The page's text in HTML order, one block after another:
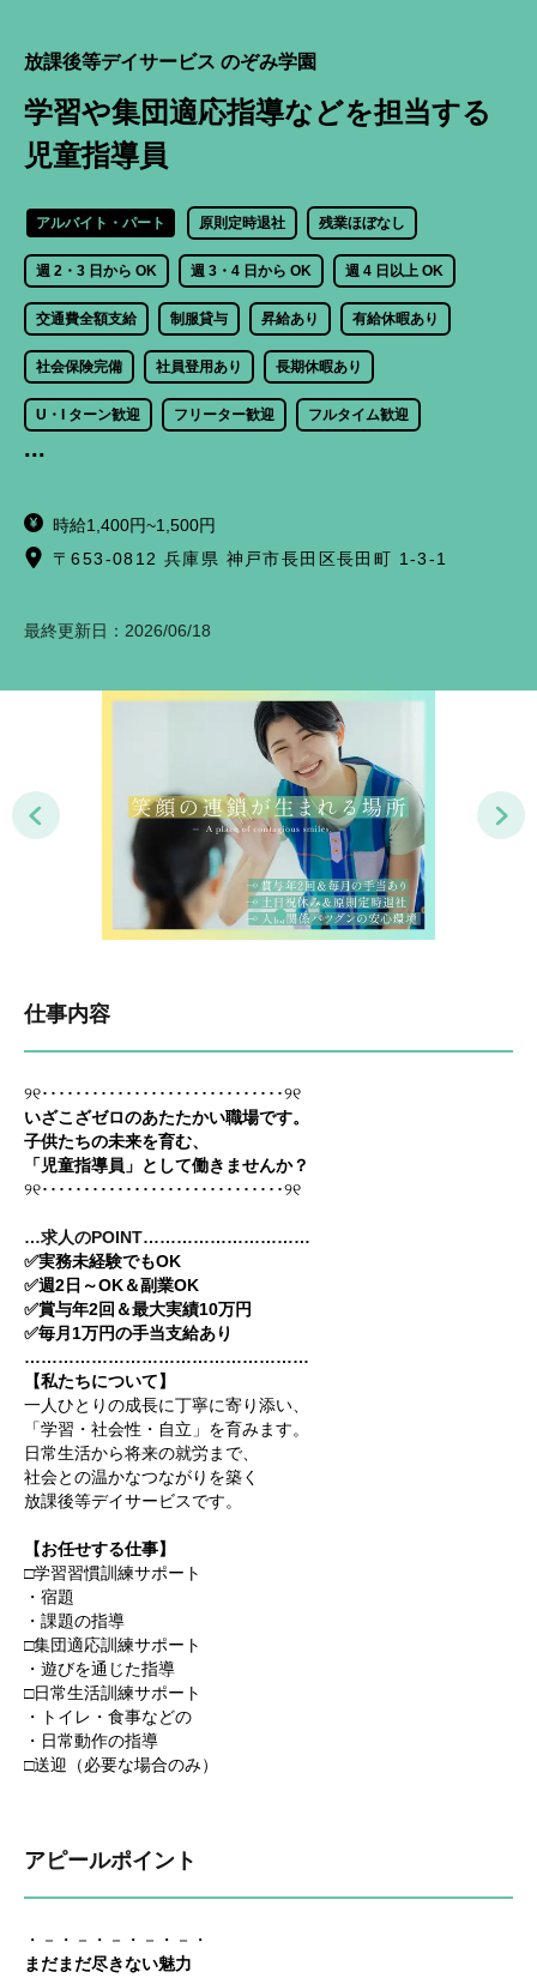
放課後等デイサービス のぞみ学園
学習や集団適応指導などを担当する
児童指導員
アルバイト・パート 原則定時退社 残業ほぼなし
週 2・3 日から OK 週 3・4 日から OK 週 4 日以上 OK
交通費全額支給 制服貸与 昇給あり 有給休暇あり
社会保険完備 社員登用あり 長期休暇あり
U・I ターン歓迎 フリーター歓迎 フルタイム歓迎
経験浅め歓迎
要免許・資格 ネイル OK ピアス OK 副業・W ワーク OK
...
時給1,400円~1,500円
〒653-0812 兵庫県 神戸市長田区長田町 1-3-1
最終更新日： 2026/06/18
仕事内容
୨୧･････････････････････････････୨୧
いざこざゼロのあたたかい職場です。
子供たちの未来を育む、
「児童指導員」として働きませんか？
୨୧･････････････････････････････୨୧
…求人のPOINT…………………………
✅実務未経験でもOK
✅週2日～OK＆副業OK
✅賞与年2回＆最大実績10万円
✅毎月1万円の手当支給あり
……………………………………………
【私たちについて】
一人ひとりの成長に丁寧に寄り添い、
「学習・社会性・自立」を育みます。
日常生活から将来の就労まで、
社会との温かなつながりを築く
放課後等デイサービスです。
【お任せする仕事】
□学習習慣訓練サポート
・宿題
・課題の指導
□集団適応訓練サポート
・遊びを通じた指導
□日常生活訓練サポート
・トイレ・食事などの
・日常動作の指導
□送迎（必要な場合のみ）
アピールポイント
・－・－・－・－・－・
まだまだ尽きない魅力